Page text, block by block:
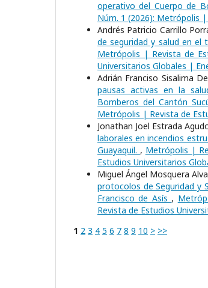
operativo del Cuerpo de
Núm. 1 (2026): Metrópolis
Andrés Patricio Carrillo
de seguridad y salud en el
Metrópolis | Revista de
Universitarios Globales |
Adrián Franciso Sisalima
pausas activas en la
Bomberos del Cantón
Metrópolis | Revista de
Jonathan Joel Estrada
laborales en incendios
Guayaquil. , Metrópolis |
Estudios Universitarios
Miguel Ángel Mosquera
protocolos de Seguridad y
Francisco de Asís ,
Revista de Estudios
1 2 3 4 5 6 7 8 9 10 > >>